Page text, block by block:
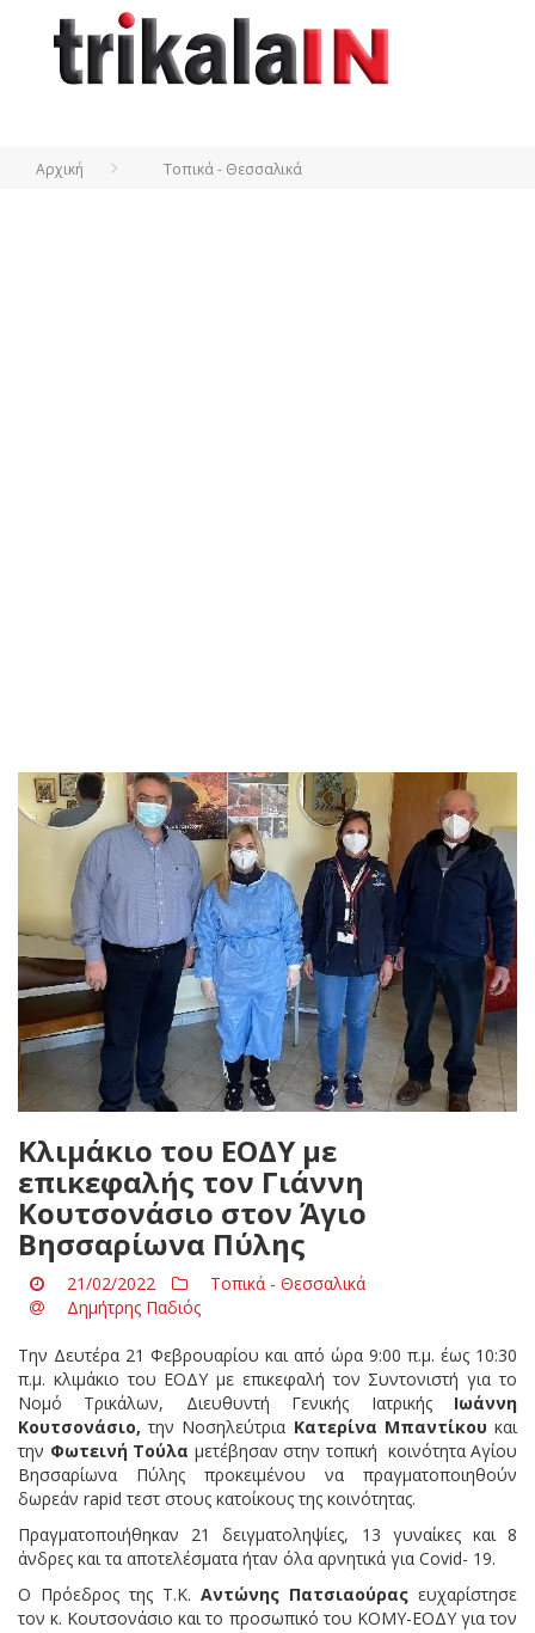
Αρχική Τοπικά - Θεσσαλικά
Κλιμάκιο του ΕΟΔΥ με
επικεφαλής τον Γιάννη
Κουτσονάσιο στον Άγιο
Βησσαρίωνα Πύλης
21/02/2022
Τοπικά - Θεσσαλικά
Δημήτρης Παδιός
Την Δευτέρα 21 Φεβρουαρίου και από ώρα 9:00 π.μ. έως 10:30
π.μ. κλιμάκιο του ΕΟΔΥ με επικεφαλή τον Συντονιστή για το
Νομό Τρικάλων, Διευθυντή Γενικής Ιατρικής Ιωάννη
Κουτσονάσιο,την Νοσηλεύτρια Κατερίνα Μπαντίκουκαι
την Φωτεινή Τούλα μετέβησαν στην τοπική κοινότητα Αγίου
Βησσαρίωνα Πύλης προκειμένου να πραγματοποιηθούν
δωρεάν rapid τεστ στους κατοίκους της κοινότητας.
Πραγματοποιήθηκαν 21 δειγματοληψίες, 13 γυναίκες και 8
άνδρες και τα αποτελέσματα ήταν όλα αρνητικά για Covid- 19.
Ο Πρόεδρος της Τ.Κ. Αντώνης Πατσιαούρας ευχαρίστησε
τον κ. Κουτσονάσιο και το προσωπικό του ΚΟΜΥ-ΕΟΔΥ για τον